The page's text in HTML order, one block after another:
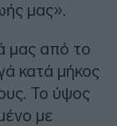
μας».
μας από το
κατά μήκος
Το ύψος
με